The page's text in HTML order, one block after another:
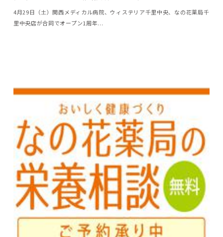
4月29日（土）関西メディカル病院、ウィステリア千里中央、なの花薬局千
里中央店が合同でオープン1周年...